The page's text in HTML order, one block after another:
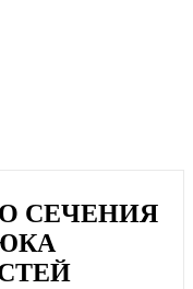
СЕЧЕНИЯ